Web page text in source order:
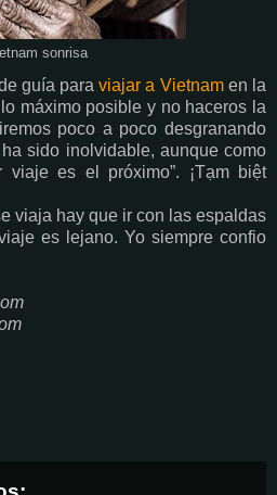
sonrisa
guía paraviajar a Vietnamen la
máximo posible y no haceros la
poco a poco desgranando
sido inolvidable, aunque como
es el próximo”. ¡Tạm biệt
viaja hay que ir con las espaldas
es lejano. Yo siempre confio